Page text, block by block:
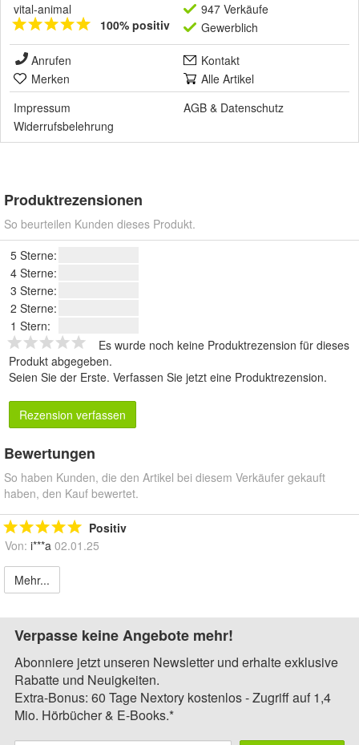
vital-animal
100% positiv
947 Verkäufe
Gewerblich
Anrufen
Kontakt
Merken
Alle Artikel
Impressum
AGB & Datenschutz
Widerrufsbelehrung
Produktrezensionen
So beurteilen Kunden dieses Produkt.
5 Sterne:
4 Sterne:
3 Sterne:
2 Sterne:
1 Stern:
Es wurde noch keine Produktrezension für dieses
Produkt abgegeben.
Seien Sie der Erste. Verfassen Sie jetzt eine Produktrezension.
Rezension verfassen
Bewertungen
So haben Kunden, die den Artikel bei diesem Verkäufer gekauft
haben, den Kauf bewertet.
Positiv
Von: i***a 02.01.25
Mehr...
Verpasse keine Angebote mehr!
Abonniere jetzt unseren Newsletter und erhalte exklusive
Rabatte und Neuigkeiten.
Extra-Bonus: 60 Tage Nextory kostenlos - Zugriff auf 1,4
Mio. Hörbücher & E-Books.*